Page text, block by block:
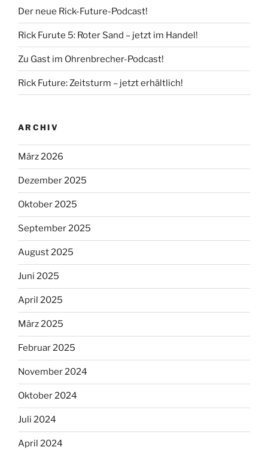
Der neue Rick-Future-Podcast!
Rick Furute 5: Roter Sand – jetzt im Handel!
Zu Gast im Ohrenbrecher-Podcast!
Rick Future: Zeitsturm – jetzt erhältlich!
ARCHIV
März 2026
Dezember 2025
Oktober 2025
September 2025
August 2025
Juni 2025
April 2025
März 2025
Februar 2025
November 2024
Oktober 2024
Juli 2024
April 2024